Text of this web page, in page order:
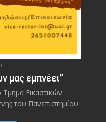
μας εμπνέει”
Εικαστικών
του Πανεπιστημίου